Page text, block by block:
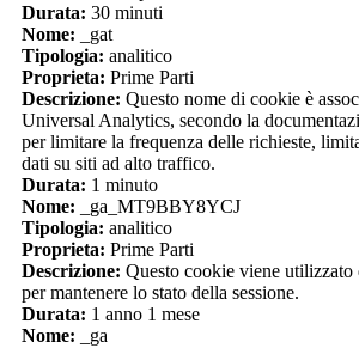
Durata: 30 minuti
Nome: _gat
Tipologia: analitico
Proprieta: Prime Parti
Descrizione: Questo nome di cookie è
Universal Analytics, secondo la
per limitare la frequenza delle richieste,
dati su siti ad alto traffico.
Durata: 1 minuto
Nome: _ga_MT9BBY8YCJ
Tipologia: analitico
Proprieta: Prime Parti
Descrizione: Questo cookie viene
per mantenere lo stato della sessione.
Durata: 1 anno 1 mese
Nome: _ga